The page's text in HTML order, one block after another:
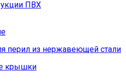
ПВХ
перил из нержавеющей стали
крышки